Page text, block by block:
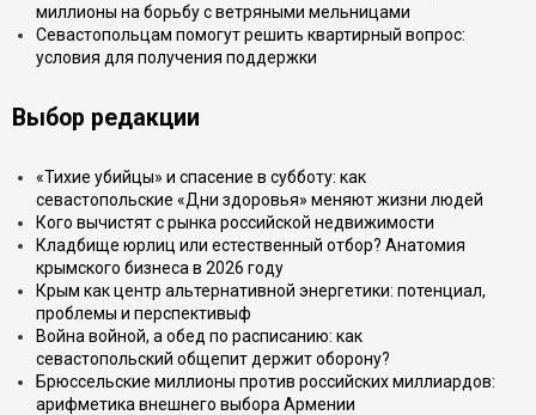
миллионы на борьбу с ветряными мельницами
Севастопольцам помогут решить квартирный вопрос:
условия для получения поддержки
Выбор редакции
«Тихие убийцы» и спасение в субботу: как
севастопольские «Дни здоровья» меняют жизни людей
Кого вычистят с рынка российской недвижимости
Кладбище юрлиц или естественный отбор? Анатомия
крымского бизнеса в 2026 году
Крым как центр альтернативной энергетики: потенциал,
проблемы и перспективыф
Война войной, а обед по расписанию: как
севастопольский общепит держит оборону?
Брюссельские миллионы против российских миллиардов:
арифметика внешнего выбора Армении